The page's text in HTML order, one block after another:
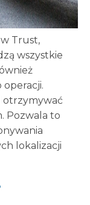
Trust,
wszystkie
operacji.
otrzymywać
Pozwala to
lokalizacji